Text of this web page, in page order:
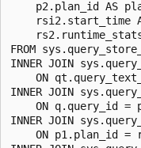
p2.plan_id AS
rsi2.start_time
FROM
INNER JOIN
ON
INNER JOIN
ON q.query_id =
INNER JOIN
ON p1.plan_id =